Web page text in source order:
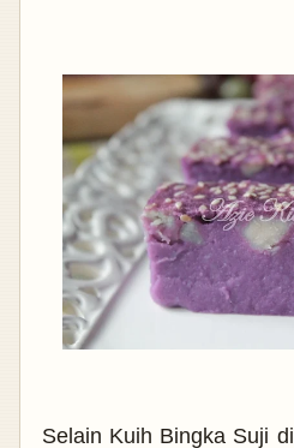
Selain Kuih Bingka Suji di